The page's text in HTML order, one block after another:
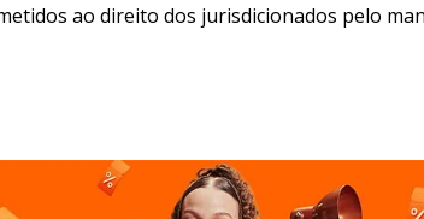
ao direito dos jurisdicionados pelo